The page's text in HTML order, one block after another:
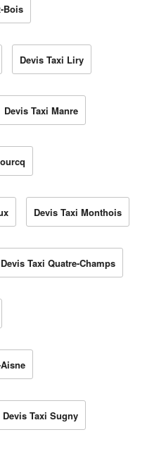
Bois
Devis Taxi Liry
Devis Taxi Manre
Devis Taxi Monthois
Devis Taxi Quatre-Champs
Devis Taxi Sugny